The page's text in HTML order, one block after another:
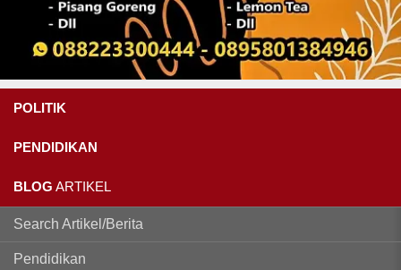
POLITIK
PENDIDIKAN
BLOG ARTIKEL
Search Artikel/Berita
Pendidikan